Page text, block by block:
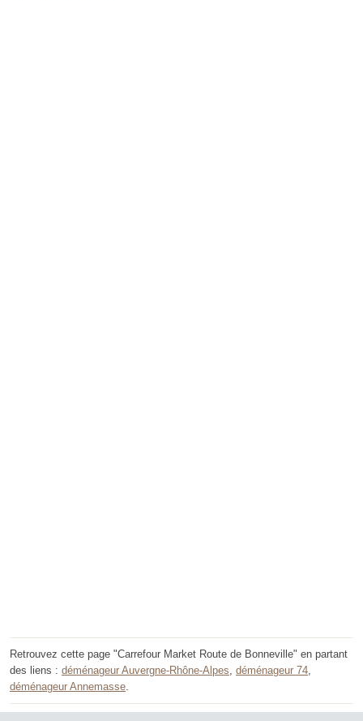
Retrouvez cette page "Carrefour Market Route de Bonneville" en partant
des liens : déménageur Auvergne-Rhône-Alpes, déménageur 74,
déménageur Annemasse.